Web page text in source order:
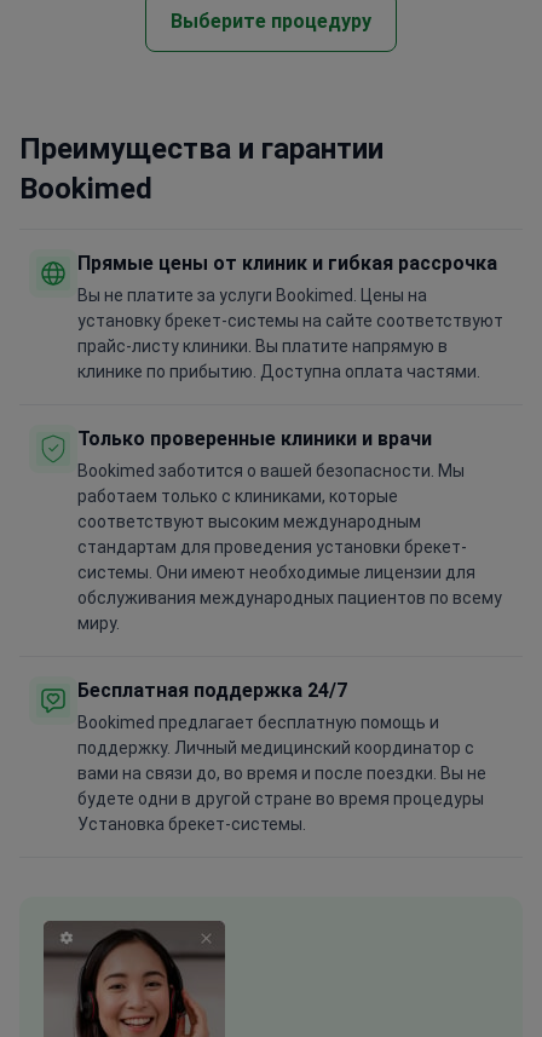
Выберите процедуру
Преимущества и гарантии
Bookimed
Прямые цены от клиник и гибкая рассрочка
Вы не платите за услуги Bookimed. Цены на
установку брекет-системы на сайте соответствуют
прайс-листу клиники. Вы платите напрямую в
клинике по прибытию. Доступна оплата частями.
Только проверенные клиники и врачи
Bookimed заботится о вашей безопасности. Мы
работаем только с клиниками, которые
соответствуют высоким международным
стандартам для проведения установки брекет-
системы. Они имеют необходимые лицензии для
обслуживания международных пациентов по всему
миру.
Бесплатная поддержка 24/7
Bookimed предлагает бесплатную помощь и
поддержку. Личный медицинский координатор с
вами на связи до, во время и после поездки. Вы не
будете одни в другой стране во время процедуры
Установка брекет-системы.